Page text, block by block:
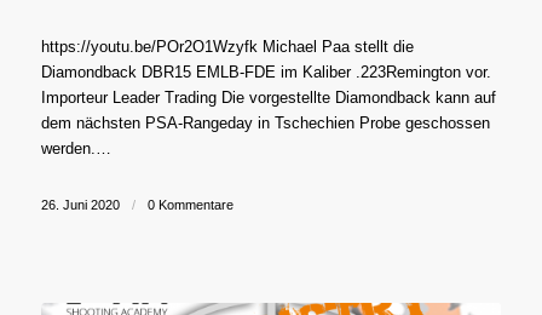
https://youtu.be/POr2O1Wzyfk Michael Paa stellt die
Diamondback DBR15 EMLB-FDE im Kaliber .223Remington vor.
Importeur Leader Trading Die vorgestellte Diamondback kann auf
dem nächsten PSA-Rangeday in Tschechien Probe geschossen
werden.…
26. Juni 2020 / 0 Kommentare